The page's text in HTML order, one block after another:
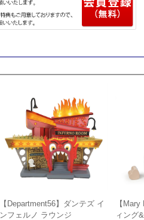
【Department56】ダンテズ イ
ンフェルノ ラウンジ
【
ィング